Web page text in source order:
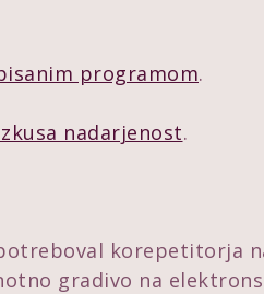
programom.
nadarjenost.
korepetitorja
gradivo na